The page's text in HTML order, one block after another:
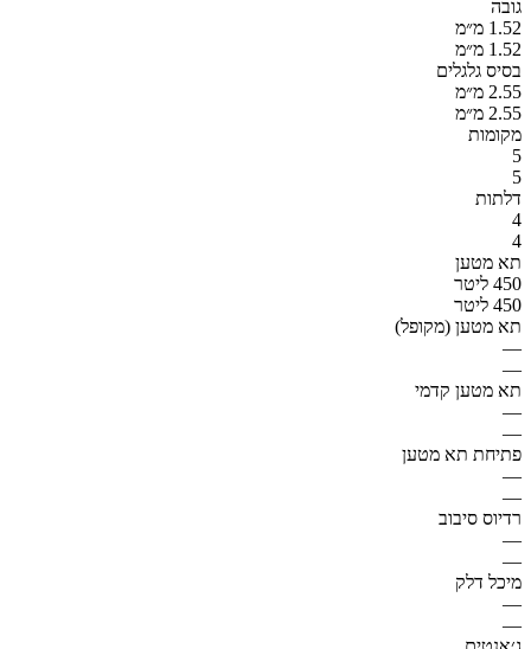
גובה
1.52 מ״מ
1.52 מ״מ
בסיס גלגלים
2.55 מ״מ
2.55 מ״מ
מקומות
5
5
דלתות
4
4
תא מטען
450 ליטר
450 ליטר
תא מטען (מקופל)
—
—
תא מטען קדמי
—
—
פתיחת תא מטען
—
—
רדיוס סיבוב
—
—
מיכל דלק
—
—